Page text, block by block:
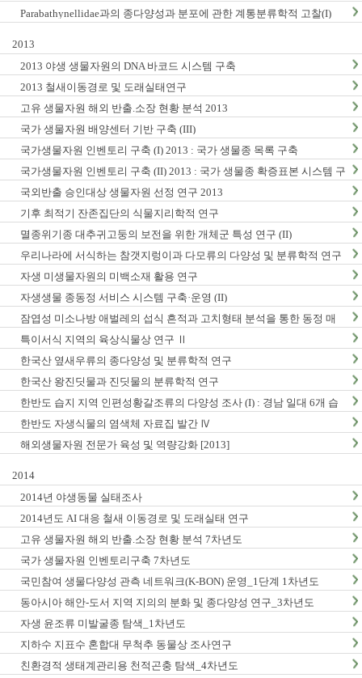
협력
Parabathynellidae과의 종다양성과 분포에 관한 계통분류학적 고찰(I)
2013
2013 야생 생물자원의 DNA 바코드 시스템 구축
2013 철새이동경로 및 도래실태연구
고유 생물자원 해외 반출.소장 현황 분석 2013
국가 생물자원 배양센터 기반 구축 (III)
국가생물자원 인벤토리 구축 (I) 2013 : 국가 생물종 목록 구축
국가생물자원 인벤토리 구축 (II) 2013 : 국가 생물종 확증표본 시스템 구
축
국외반출 승인대상 생물자원 선정 연구 2013
기후 최적기 잔존집단의 식물지리학적 연구
멸종위기종 대추귀고둥의 보전을 위한 개체군 특성 연구 (II)
우리나라에 서식하는 참갯지렁이과 다모류의 다양성 및 분류학적 연구
(I)
자생 미생물자원의 미백소재 활용 연구
자생생물 종동정 서비스 시스템 구축·운영 (II)
잠엽성 미소나방 애벌레의 섭식 흔적과 고치형태 분석을 통한 동정 매
뉴얼 개발 및 생활사 연구
특이서식 지역의 육상식물상 연구 Ⅱ
한국산 옆새우류의 종다양성 및 분류학적 연구
한국산 왕진딧물과 진딧물의 분류학적 연구
한반도 습지 지역 인편성황갈조류의 다양성 조사 (I) : 경남 일대 6개 습
지 지역 조사
한반도 자생식물의 염색체 자료집 발간 Ⅳ
해외생물자원 전문가 육성 및 역량강화 [2013]
2014
2014년 야생동물 실태조사
2014년도 AI 대응 철새 이동경로 및 도래실태 연구
고유 생물자원 해외 반출.소장 현황 분석 7차년도
국가 생물자원 인벤토리구축 7차년도
국민참여 생물다양성 관측 네트워크(K-BON) 운영_1단계 1차년도
동아시아 해안-도서 지역 지의의 분화 및 종다양성 연구_3차년도
자생 윤조류 미발굴종 탐색_1차년도
지하수 지표수 혼합대 무척추 동물상 조사연구
친환경적 생태계관리용 천적곤충 탐색_4차년도